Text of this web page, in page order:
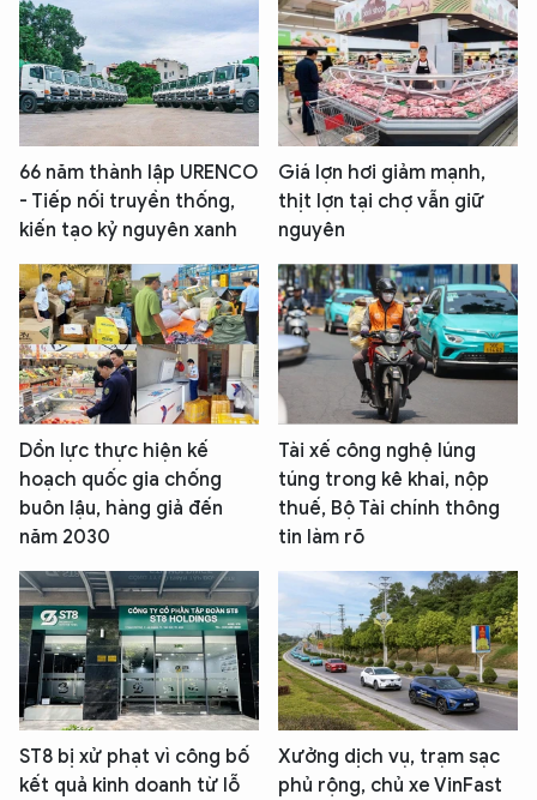
66 năm thành lập URENCO
- Tiếp nối truyền thống,
kiến tạo kỷ nguyên xanh
Giá lợn hơi giảm mạnh,
thịt lợn tại chợ vẫn giữ
nguyên
Dồn lực thực hiện kế
hoạch quốc gia chống
buôn lậu, hàng giả đến
năm 2030
Tài xế công nghệ lúng
túng trong kê khai, nộp
thuế, Bộ Tài chính thông
tin làm rõ
ST8 bị xử phạt vì công bố
kết quả kinh doanh từ lỗ
Xưởng dịch vụ, trạm sạc
phủ rộng, chủ xe VinFast